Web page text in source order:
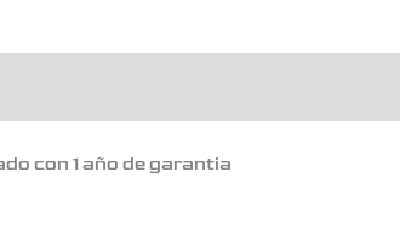
con 1 año de garantia